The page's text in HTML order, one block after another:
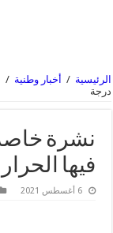
الرئيسية / أخبار وطنية /
درجة
نشرة
فيها الحرارة
6 أغسطس 2021